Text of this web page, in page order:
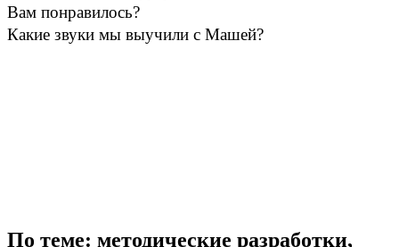
Вам понравилось?
Какие звуки мы выучили с Машей?
По теме: методические разработки,